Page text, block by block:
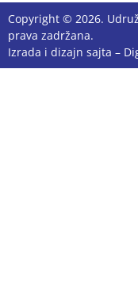
Copyright © 2026.
prava zadržana.
Izrada i dizajn sajta –